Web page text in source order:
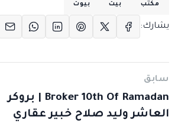
مكتب بيت بيوت
يشارك:
سابق
Broker 10th Of Ramadan | بروكر
العاشر وليد صلاح خبير عقاري